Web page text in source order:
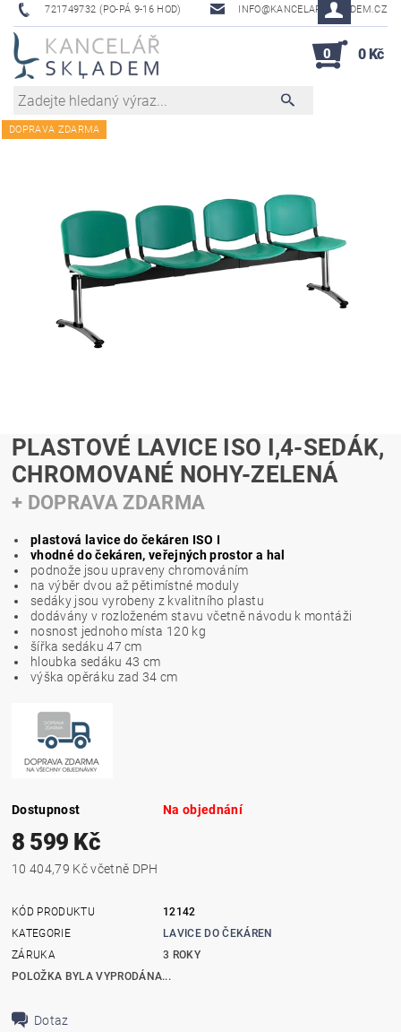
721749732 (PO-PÁ 9-16 HOD) INFO@KANCELAR-SKLADEM.CZ
0 0 Kč
DOPRAVA ZDARMA
PLASTOVÉ LAVICE ISO I,4-SEDÁK,
CHROMOVANÉ NOHY-ZELENÁ
+ DOPRAVA ZDARMA
plastová lavice do čekáren ISO I
vhodné do čekáren, veřejných prostor a hal
podnože jsou upraveny chromováním
na výběr dvou až pětimístné moduly
sedáky jsou vyrobeny z kvalitního plastu
dodávány v rozloženém stavu včetně návodu k montáži
nosnost jednoho místa 120 kg
šířka sedáku 47 cm
hloubka sedáku 43 cm
výška opěráku zad 34 cm
Dostupnost Na objednání
8 599 Kč
10 404,79 Kč včetně DPH
KÓD PRODUKTU
12142
KATEGORIE
LAVICE DO ČEKÁREN
ZÁRUKA
3 ROKY
POLOŽKA BYLA VYPRODÁNA...
Dotaz